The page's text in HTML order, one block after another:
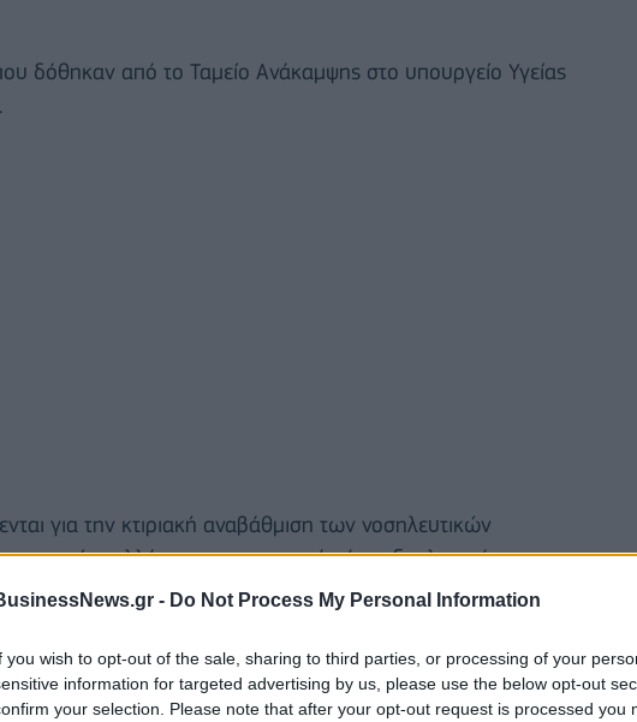
- Do Not Process My Personal Information
you wish to opt-out of the sale, sharing to third parties, or processing of your
information for targeted advertising by us, please use the below opt-out
your selection. Please note that after your opt-out request is processed you
δόθηκαν από το Ταμείο Ανάκαμψης στο υπουργείο Υγείας
για την κτιριακή αναβάθμιση των νοσηλευτικών
υγείας αλλά και για την αγορά νέου εξοπλισμού.
οποία θα κατανεμηθούν στα 2,35 δισεκατομμύρια ευρώ,
έως τον Ιούλιο του 2026.